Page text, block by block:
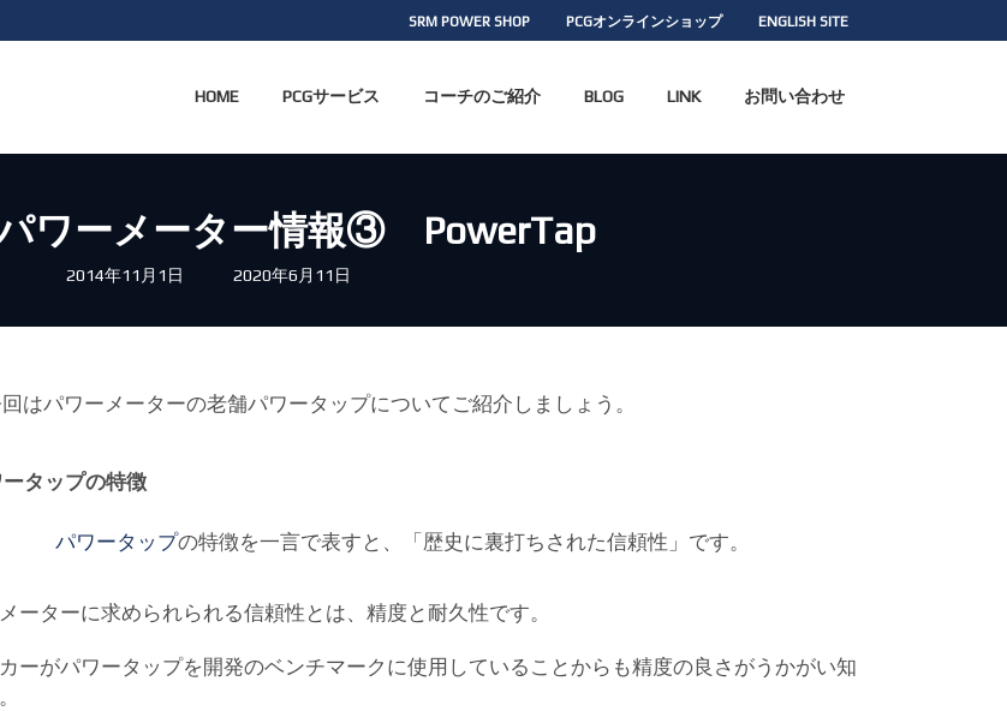
SRM POWER SHOP PCGオンラインショップ ENGLISH SITE
HOME PCGサービス コーチのご紹介 BLOG LINK お問い合わせ
ワーメーター情報③ PowerTap
2014年11月1日
最
新
2020年6月11日
はパワーメーターの老舗パワータップについてご紹介しましょう。
タップの特徴
パワータップの特徴を一言で表すと、「歴史に裏打ちされた信頼性」です。
ーターに求められられる信頼性とは、精度と耐久性です。
ーがパワータップを開発のベンチマークに使用していることからも精度の良さがうかがい知